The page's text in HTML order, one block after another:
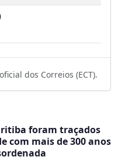
dos Correios (ECT).
foram traçados
com mais de 300 anos